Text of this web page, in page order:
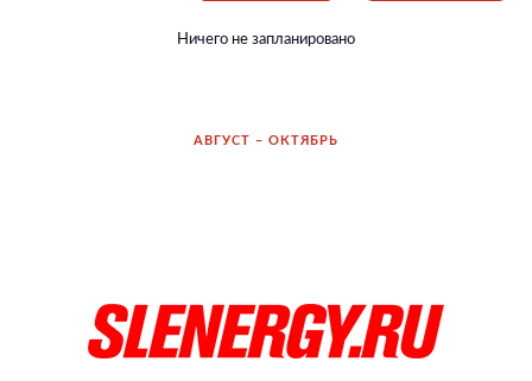
Ничего не запланировано
АВГУСТ – ОКТЯБРЬ